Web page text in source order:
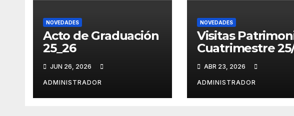
NOVEDADES
Acto de Graduación
25_26
JUN 26, 2026
ADMINISTRADOR
NOVEDADES
Visitas
Cuatrimestre
ABR 23, 2026
ADMINISTRADOR